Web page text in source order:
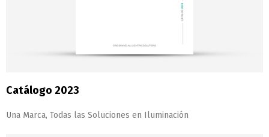
Catálogo 2023
Una Marca, Todas las Soluciones en Iluminación